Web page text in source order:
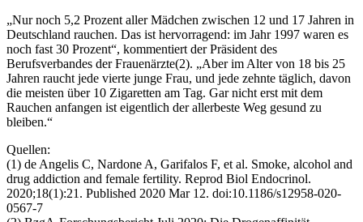
„Nur noch 5,2 Prozent aller Mädchen zwischen 12 und 17 Jahren in
Deutschland rauchen. Das ist hervorragend: im Jahr 1997 waren es
noch fast 30 Prozent“, kommentiert der Präsident des
Berufsverbandes der Frauenärzte(2). „Aber im Alter von 18 bis 25
Jahren raucht jede vierte junge Frau, und jede zehnte täglich, davon
die meisten über 10 Zigaretten am Tag. Gar nicht erst mit dem
Rauchen anfangen ist eigentlich der allerbeste Weg gesund zu
bleiben.“
Quellen:
(1) de Angelis C, Nardone A, Garifalos F, et al. Smoke, alcohol and
drug addiction and female fertility. Reprod Biol Endocrinol.
2020;18(1):21. Published 2020 Mar 12. doi:10.1186/s12958-020-
0567-7